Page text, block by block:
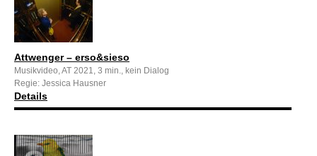
Attwenger – erso&sieso
Musikvideo, AT 2021, 3 min., kein Dialog
Regie: Jessica Hausner
Details